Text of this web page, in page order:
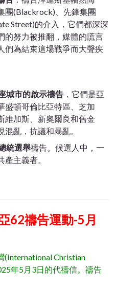
團(Blackrock)、先鋒集團
Street)的介入，它們都深深
的努力被推翻，媒體的謊言
們為結束這場戰爭而大聲疾
城市的啟示禱告 ，它們是亞
盛頓哥倫比亞特區、芝加
維加斯、新奧爾良和舊金
亂，抗議和暴亂。
統選舉禱告。候選人中，一
主義者。
62禱告運動-5月
(International Christian
年5月3日的代禱信。禱告